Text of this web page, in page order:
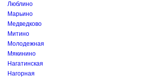
Люблино
Марьино
Медведково
Митино
Молодежная
Мякинино
Нагатинская
Нагорная